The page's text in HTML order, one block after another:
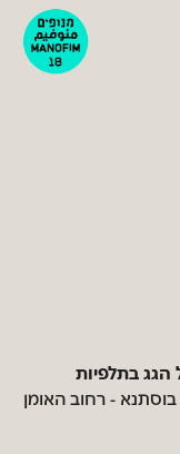
בתלפיות
שלישי ורביעי, 14-15.7, מהשעה 20:00, בוסתנא - רחוב האומן